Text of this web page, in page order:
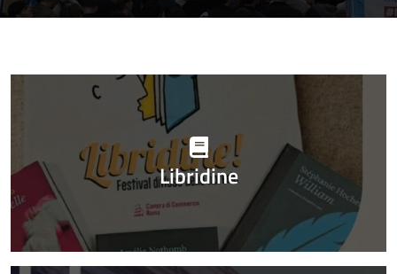
Progetti
evidenza Libridine